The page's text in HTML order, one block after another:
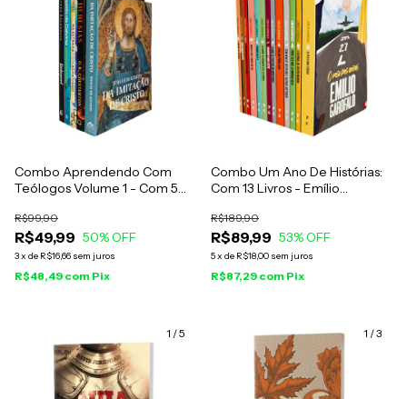
Combo Aprendendo Com
Teólogos Volume 1 - Com 5
R$49,99
R$99,90
50% OFF
3x de R$16,66 sem juros
R$48,49 com Pix
Combo Um Ano De Histórias:
Com 13 Livros - Emílio
R$89,99
R$189,90
53% OFF
5x de R$18,00 sem juros
R$87,29 com Pix
1 /5 1 /3